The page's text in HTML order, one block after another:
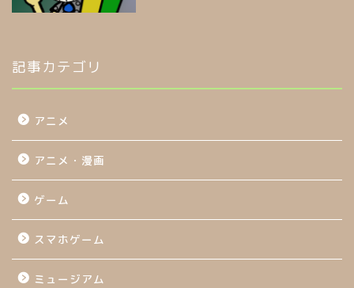
記事カテゴリ
アニメ
アニメ・漫画
ゲーム
スマホゲーム
ミュージアム